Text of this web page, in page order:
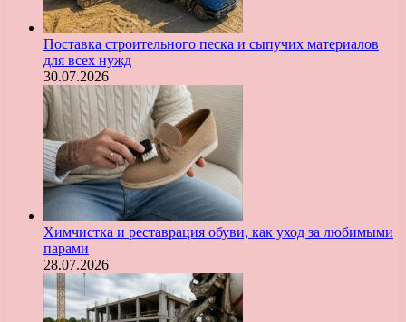
Поставка строительного песка и сыпучих материалов
для всех нужд
30.07.2026
Химчистка и реставрация обуви, как уход за любимыми
парами
28.07.2026